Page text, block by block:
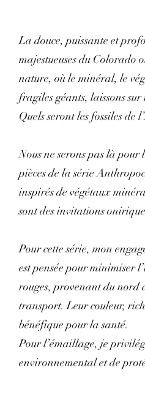
La douce, puissante et
majestueuses du Colorado
nature, où le minéral, le
fragiles géants, laissons
Quels seront les fossiles de
Nous ne serons pas là
pièces de la série
inspirés de végétaux
sont des invitations
Pour cette série, mon
est pensée pour minimiser
rouges, provenant du nord
transport. Leur couleur,
bénéfique pour la santé.
Pour l’émaillage, je
environnemental et de